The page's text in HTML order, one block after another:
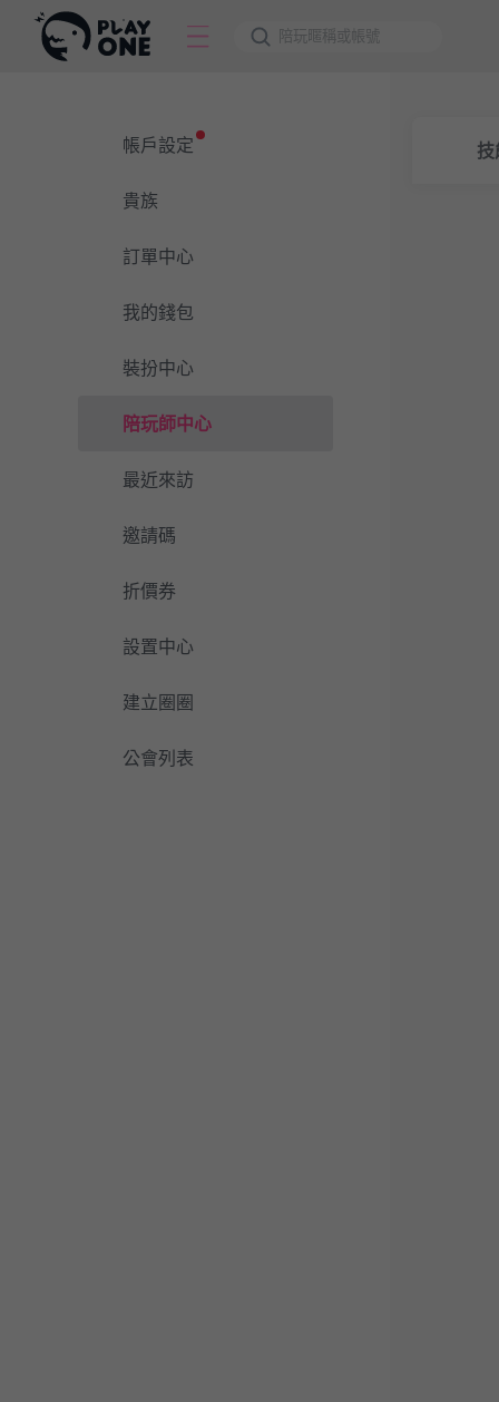
帳戶設定
貴族
訂單中心
我的錢包
裝扮中心
陪玩師中心
最近來訪
邀請碼
折價券
設置中心
建立圈圈
公會列表